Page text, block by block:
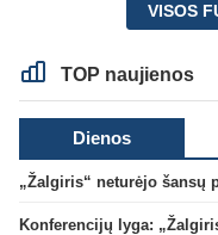
VISOS
TOP naujienos
Dienos
„Žalgiris“ neturėjo šansų